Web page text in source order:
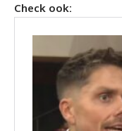
Check ook: